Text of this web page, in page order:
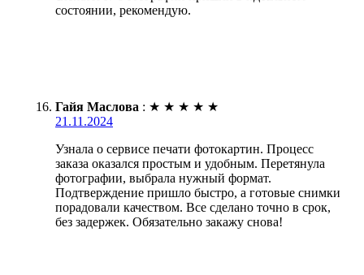
состоянии, рекомендую.
Гайя Маслова : ★ ★ ★ ★ ★
21.11.2024
Узнала о сервисе печати фотокартин. Процесс
заказа оказался простым и удобным. Перетянула
фотографии, выбрала нужный формат.
Подтверждение пришло быстро, а готовые снимки
порадовали качеством. Все сделано точно в срок,
без задержек. Обязательно закажу снова!